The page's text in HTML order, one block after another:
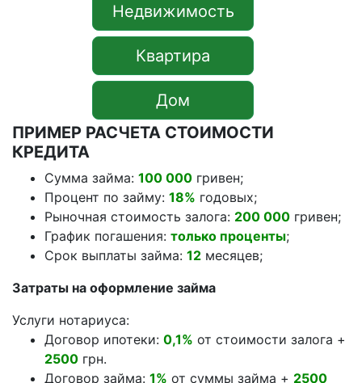
Недвижимость
Квартира
Дом
ПРИМЕР РАСЧЕТА СТОИМОСТИ
КРЕДИТА
Сумма займа: 100 000 гривен;
Процент по займу: 18% годовых;
Рыночная стоимость залога: 200 000 гривен;
График погашения: только проценты;
Срок выплаты займа: 12 месяцев;
Затраты на оформление займа
Услуги нотариуса:
Договор ипотеки: 0,1% от стоимости залога +
2500 грн.
Договор займа: 1% от суммы займа + 2500